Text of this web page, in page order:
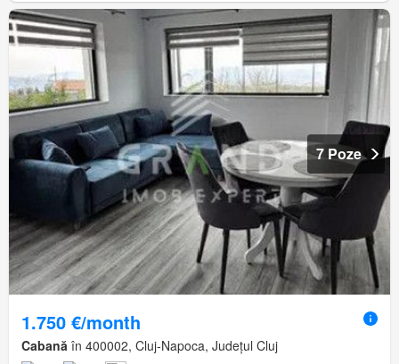
7 Poze
1.750 €/month
Cabană în 400002, Cluj-Napoca, Județul Cluj